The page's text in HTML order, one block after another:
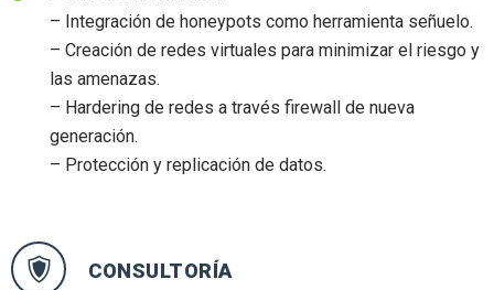
– Integración de honeypots como herramienta señuelo.
– Creación de redes virtuales para minimizar el riesgo y
las amenazas.
– Hardering de redes a través firewall de nueva
generación.
– Protección y replicación de datos.
CONSULTORÍA